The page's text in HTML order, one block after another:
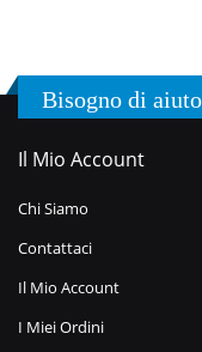
Bisogno di
Il Mio Account
Chi Siamo
Contattaci
Il Mio Account
I Miei Ordini